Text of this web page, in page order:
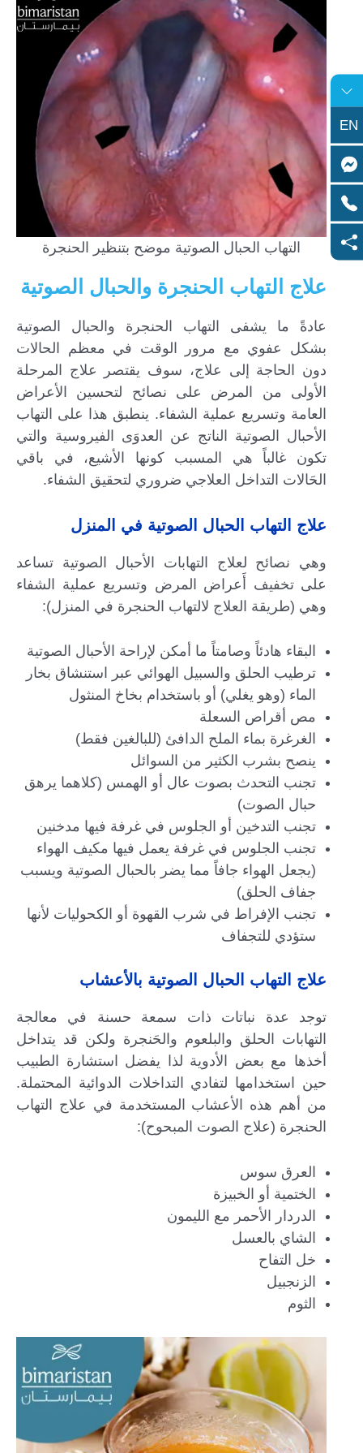
التهاب الحبال الصوتية موضح بتنظير الحنجرة
علاج التهاب الحنجرة والحبال الصوتية
عادةً ما يشفى التهاب الحنجرة والحبال الصوتية
بشكل عفوي مع مرور الوقت في معظم الحالات
دون الحاجة إلى علاج، سوف يقتصر علاج المرحلة
الأولى من المرض على نصائح لتحسين الأعراض
العامة وتسريع عملية الشفاء. ينطبق هذا على التهاب
الأحبال الصوتية الناتج عن العدوَى الفيروسية والتي
تكون غالباً هي المسبب كونها الأشيع، في باقي
الحَالات التداخل العلاجي ضروري لتحقيق الشفاء.
علاج التهاب الحبال الصوتية في المنزل
وهي نصائح لعلاج التهابات الأحبال الصوتية تساعد
على تخفيف أَعراض المرض وتسريع عملية الشفاء
وهي (طريقة العلاج لالتهاب الحنجرة في المنزل):
البقاء هادئاً وصامتاً ما أمكن لإراحة الأحبال الصوتية
ترطيب الحلق والسبيل الهوائي عبر استنشاق بخار
الماء (وهو يغلي) أو باستخدام بخاخ المنثول
مص أقراص السعلة
الغرغرة بماء الملح الدافئ (للبالغين فقط)
ينصح بشرب الكثير من السوائل
تجنب التحدث بصوت عال أو الهمس (كلاهما يرهق
حبال الصوت)
تجنب التدخين أو الجلوس في غرفة فيها مدخنين
تجنب الجلوس في غرفة يعمل فيها مكيف الهواء
(يجعل الهواء جافاً مما يضر بالحبال الصوتية ويسبب
جفاف الحلق)
تجنب الإفراط في شرب القهوة أو الكحوليات لأنها
ستؤدي للتجفاف
علاج التهاب الحبال الصوتية بالأعشاب
توجد عدة نباتات ذات سمعة حسنة في معالجة
التهابات الحلق والبلعوم والحَنجرة ولكن قد يتداخل
أخذها مع بعض الأدوية لذا يفضل استشارة الطبيب
حين استخدامها لتفادي التداخلات الدوائية المحتملة.
من أهم هذه الأعشاب المستخدمة في علاج التهاب
الحنجرة (علاج الصوت المبحوح):
العرق سوس
الختمية أو الخبيزة
الدردار الأحمر مع الليمون
الشاي بالعسل
خل التفاح
الزنجبيل
الثوم
EN